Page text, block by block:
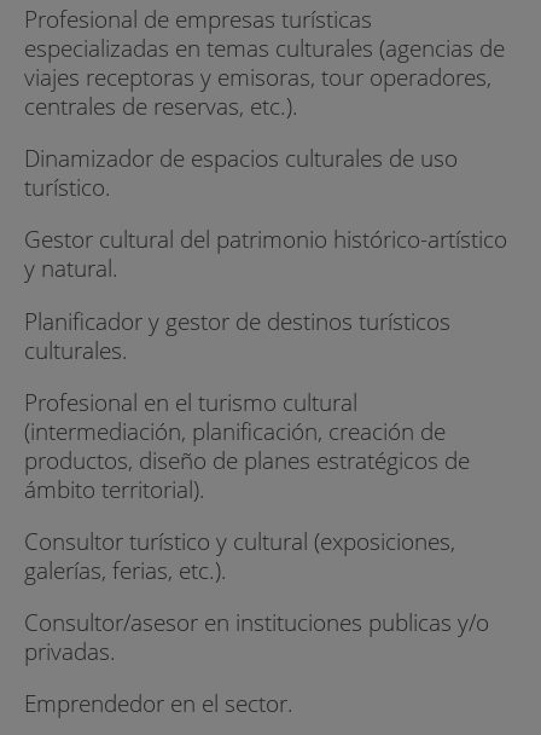
Profesional de empresas turísticas
especializadas en temas culturales (agencias de
viajes receptoras y emisoras, tour operadores,
centrales de reservas, etc.).
Dinamizador de espacios culturales de uso
turístico.
Gestor cultural del patrimonio histórico-artístico
y natural.
Planificador y gestor de destinos turísticos
culturales.
Profesional en el turismo cultural
(intermediación, planificación, creación de
productos, diseño de planes estratégicos de
ámbito territorial).
Consultor turístico y cultural (exposiciones,
galerías, ferias, etc.).
Consultor/asesor en instituciones publicas y/o
privadas.
Emprendedor en el sector.